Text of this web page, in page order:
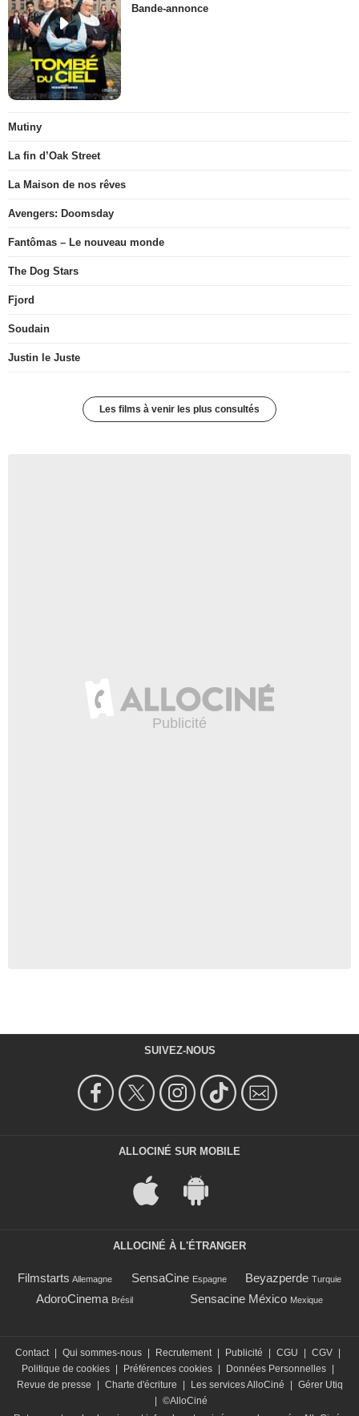
Bande-annonce
Mutiny
La fin d’Oak Street
La Maison de nos rêves
Avengers: Doomsday
Fantômas – Le nouveau monde
The Dog Stars
Fjord
Soudain
Justin le Juste
Les films à venir les plus consultés
SUIVEZ-NOUS
ALLOCINÉ SUR MOBILE
ALLOCINÉ À L'ÉTRANGER
Filmstarts Allemagne SensaCine Espagne Beyazperde Turquie
AdoroCinema Brésil Sensacine México Mexique
Contact | Qui sommes-nous | Recrutement | Publicité | CGU | CGV |
Politique de cookies | Préférences cookies | Données Personnelles |
Revue de presse
| Charte d'écriture | Les services AlloCiné | Gérer Utiq
| ©AlloCiné